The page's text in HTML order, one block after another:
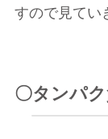
すので見てい
〇タンパ